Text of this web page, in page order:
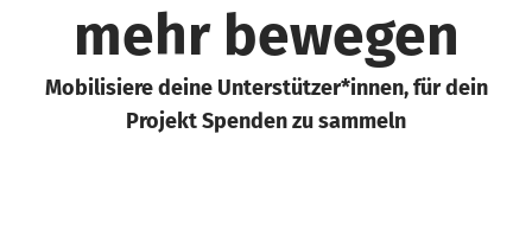
mehr bewegen
Mobilisiere deine Unterstützer*innen, für dein
Projekt Spenden zu sammeln